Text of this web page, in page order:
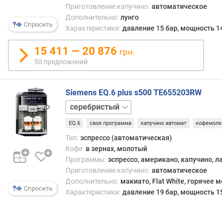
р
в
а
я
м
о
л
о
к
а
)
Спросить
Приготовление капучино: автоматическое
Дополнительно: лунго
Характеристики: давление 15 бар, мощность
15 411 — 20 876 грн.
50 предложений
Спросить
Siemens EQ.6 plus s500 TE655203RW
черный
EQ.6 своя программа капучино автомат
Тип: эспрессо (автоматическая)
Кофе: в зернах, молотый
Программы: эспрессо, американо, капучино,
Приготовление капучино: автоматическое
Дополнительно: макиато, Flat White, горячее
Характеристики: давление 19 бар, мощность